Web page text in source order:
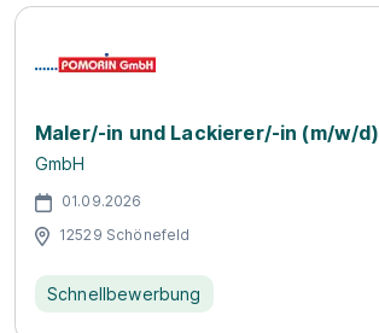
Maler/-in und Lackierer/-in (m/w/d)
GmbH
01.09.2026
12529 Schönefeld
Schnellbewerbung